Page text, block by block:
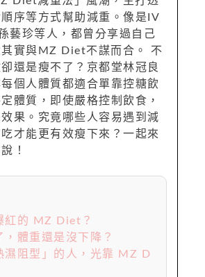
序等方式幫助減重。像是IV
藝珍等人，都曾分享過自己
實與MZ Diet不謀而合。 不
還是瘦不了？京都堂林冠良
個人體質都適合單靠控糖飲
體質，即使嚴格控制飲食，
果。究竟哪些人容易遇到減
才能更有效瘦下來？一起來
！
紅的 MZ Diet？
體重還是沒下降？
濕阻型」的人，光靠 MZ D